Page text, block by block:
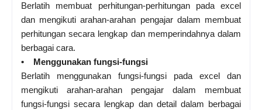
Berlatih membuat perhitungan-perhitungan pada excel
dan mengikuti arahan-arahan pengajar dalam membuat
perhitungan secara lengkap dan memperindahnya dalam
berbagai cara.
• Menggunakan fungsi-fungsi
Berlatih menggunakan fungsi-fungsi pada excel dan
mengikuti arahan-arahan pengajar dalam membuat
fungsi-fungsi secara lengkap dan detail dalam berbagai